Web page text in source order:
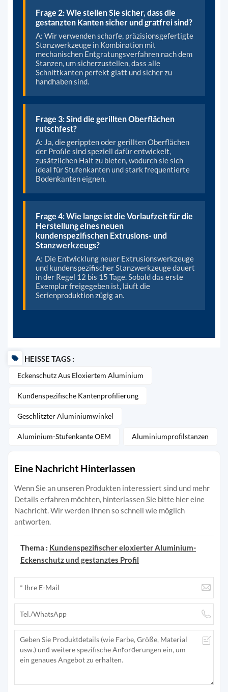
Frage 2: Wie stellen Sie sicher, dass die
gestanzten Kanten sicher und gratfrei sind?
A: Wir verwenden scharfe, präzisionsgefertigte
Stanzwerkzeuge in Kombination mit
mechanischen Entgratungsverfahren nach dem
Stanzen, um sicherzustellen, dass alle
Schnittkanten perfekt glatt und sicher zu
handhaben sind.
Frage 3: Sind die gerillten Oberflächen
rutschfest?
A: Ja, die gerippten oder gerillten Oberflächen
der Profile sind speziell dafür entwickelt,
zusätzlichen Halt zu bieten, wodurch sie sich
ideal für Stufenkanten und stark frequentierte
Bodenkanten eignen.
Frage 4: Wie lange ist die Vorlaufzeit für die
Herstellung eines neuen
kundenspezifischen Extrusions- und
Stanzwerkzeugs?
A: Die Entwicklung neuer Extrusionswerkzeuge
und kundenspezifischer Stanzwerkzeuge dauert
in der Regel 12 bis 15 Tage. Sobald das erste
Exemplar freigegeben ist, läuft die
Serienproduktion zügig an.
HEISSE TAGS :
Eckenschutz Aus Eloxiertem Aluminium
Kundenspezifische Kantenprofilierung
Geschlitzter Aluminiumwinkel
Aluminium-Stufenkante OEM Aluminiumprofilstanzen
Eine Nachricht Hinterlassen
Wenn Sie an unseren Produkten interessiert sind und mehr
Details erfahren möchten, hinterlassen Sie bitte hier eine
Nachricht. Wir werden Ihnen so schnell wie möglich
antworten.
Thema : Kundenspezifischer eloxierter Aluminium-
Eckenschutz und gestanztes Profil